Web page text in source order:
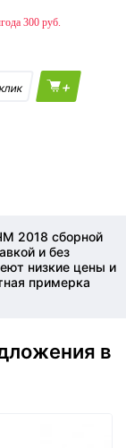
300
+
2018 сборной
и без
низкие цены и
примерка
в